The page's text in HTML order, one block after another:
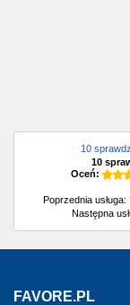
10
10
Oceń:
Poprzednia usługa:
Następna
FAVORE.PL